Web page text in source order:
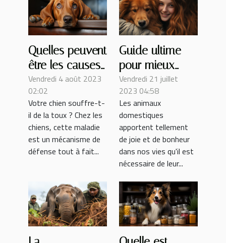
Quelles peuvent
être les causes
de la toux chez
un chien ?
Vendredi 4 août 2023
02:02
Votre chien souffre-t-
il de la toux ? Chez les
chiens, cette maladie
est un mécanisme de
défense tout à fait...
Guide ultime
pour mieux
prendre soin de
votre animal de
compagnie
Vendredi 21 juillet
2023 04:58
Les animaux
domestiques
apportent tellement
de joie et de bonheur
dans nos vies qu'il est
nécessaire de leur...